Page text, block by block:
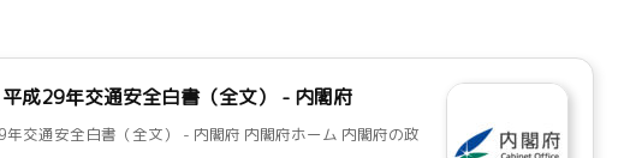
成29年交通安全白書（全文） - 内閣府
交通安全白書（全文） - 内閣府 内閣府ホーム 内閣府の政